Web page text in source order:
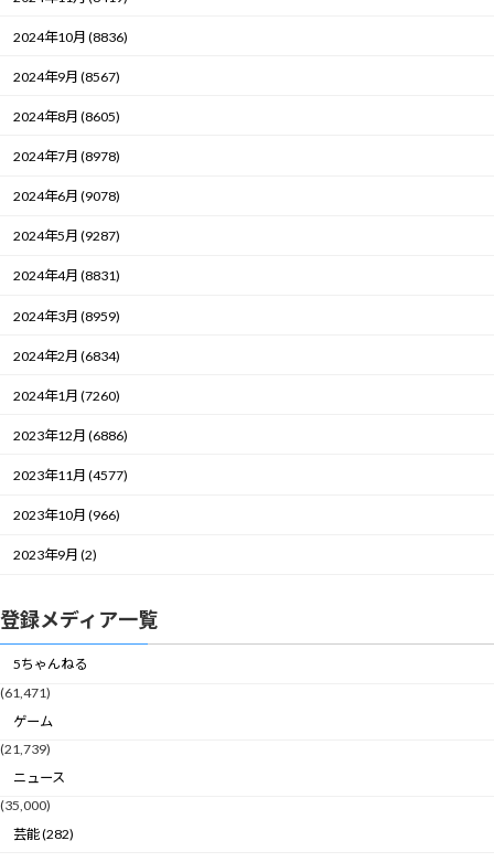
2024年10月 (8836)
2024年9月 (8567)
2024年8月 (8605)
2024年7月 (8978)
2024年6月 (9078)
2024年5月 (9287)
2024年4月 (8831)
2024年3月 (8959)
2024年2月 (6834)
2024年1月 (7260)
2023年12月 (6886)
2023年11月 (4577)
2023年10月 (966)
2023年9月 (2)
登録メディア一覧
5ちゃんねる
(61,471)
ゲーム
(21,739)
ニュース
(35,000)
芸能 (282)